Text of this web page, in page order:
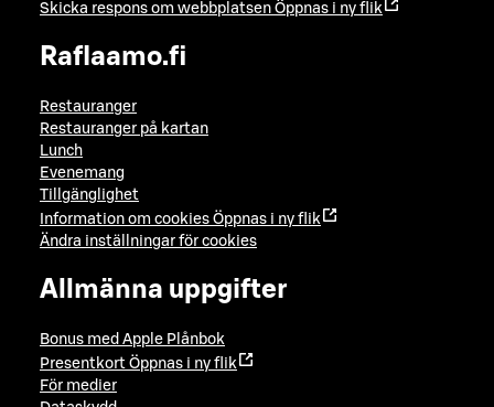
Skicka respons om webbplatsen Öppnas i ny flik
Raflaamo.fi
Restauranger
Restauranger på kartan
Lunch
Evenemang
Tillgänglighet
Information om cookies Öppnas i ny flik
Ändra inställningar för cookies
Allmänna uppgifter
Bonus med Apple Plånbok
Presentkort Öppnas i ny flik
För medier